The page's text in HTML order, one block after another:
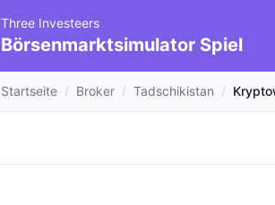
Three Investeers
Börsenmarktsimulator Spiel
Startseite / Broker / Tadschikistan /